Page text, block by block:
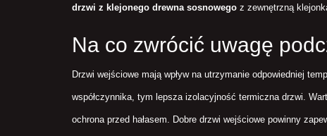
drzwi z klejonego drewna sosnowego z zewnętrzną
Na co zwrócić uwagę
Drzwi wejściowe mają wpływ na utrzymanie odpowiedniej
współczynnika, tym lepsza izolacyjność termiczna drzwi.
ochrona przed hałasem. Dobre drzwi wejściowe powinny